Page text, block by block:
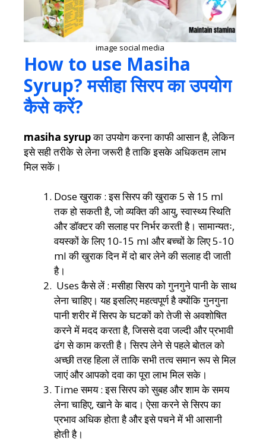
image social media
How to use Masiha
Syrup? मसीहा सिरप का उपयोग
कैसे करें?
masiha syrupका उपयोग करना काफी आसान है, लेकिन
इसे सही तरीके से लेना जरूरी है ताकि इसके अधिकतम लाभ
मिल सकें।
Dose खुराक : इस सिरप की खुराक 5 से 15 ml
तक हो सकती है, जो व्यक्ति की आयु, स्वास्थ्य स्थिति
और डॉक्टर की सलाह पर निर्भर करती है। सामान्यतः,
वयस्कों के लिए 10-15 ml और बच्चों के लिए 5-10
ml की खुराक दिन में दो बार लेने की सलाह दी जाती
है।
Uses कैसे लें : मसीहा सिरप को गुनगुने पानी के साथ
लेना चाहिए। यह इसलिए महत्वपूर्ण है क्योंकि गुनगुना
पानी शरीर में सिरप के घटकों को तेजी से अवशोषित
करने में मदद करता है, जिससे दवा जल्दी और प्रभावी
ढंग से काम करती है। सिरप लेने से पहले बोतल को
अच्छी तरह हिला लें ताकि सभी तत्व समान रूप से मिल
जाएं और आपको दवा का पूरा लाभ मिल सके।
Time समय : इस सिरप को सुबह और शाम के समय
लेना चाहिए, खाने के बाद। ऐसा करने से सिरप का
प्रभाव अधिक होता है और इसे पचने में भी आसानी
होती है।